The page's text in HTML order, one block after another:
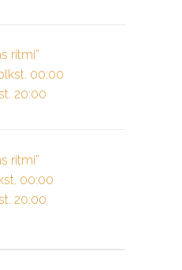
ritmi”
00:00
20:00
ritmi”
00:00
20:00